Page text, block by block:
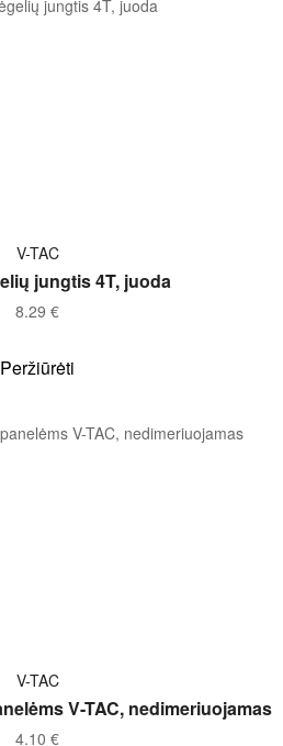
V-TAC
jungtis 4T, juoda
8.29 €
Peržiūrėti
Į KREPŠELĮ
V-TAC
V-TAC, nedimeriuojamas
4.10 €